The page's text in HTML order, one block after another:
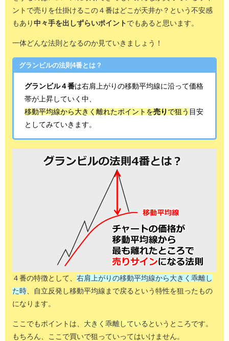
ントで売りを仕掛けるこの４番はどこが天井か？という不安感
もあり 中々手を出しずらいポイント でもあると思います。
一体どんな法則となるのか見ていきましょう！
グランビルの法則4番とは？
グランビル４番は右肩上がりの移動平均線に沿って価格
帯が上昇していく中、
移動平均線から大きく離れたポイントを売り で狙う 目安
としてみていきます。
４番の特徴として、 右肩上がりの移動平均線から 大きく乖離し
た時 、自立反発し移動平均線まで戻るという特性を狙った もの
になります。
ここでもポイントは、 大きく乖離している というところです。
もちろん、ここで買いで狙っていってはいけません。